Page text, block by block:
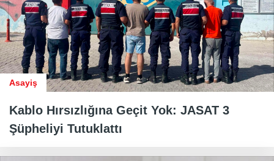
Asayiş
Kablo Hırsızlığına Geçit Yok: JASAT 3
Şüpheliyi Tutuklattı